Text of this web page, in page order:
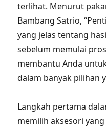
terlihat. Menurut
Bambang Satrio,
yang jelas tentang
sebelum memulai
membantu Anda
dalam banyak pilihan
Langkah pertama
memilih aksesori